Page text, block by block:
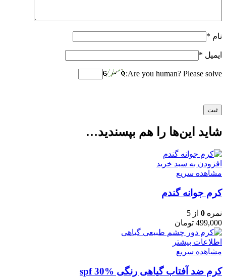
نام *
ایمیل *
Are you human? Please solve:
شاید این‌ها را هم بپسندید…
افزودن به سبد خرید
مشاهده سریع
کرم جوانه گندم
نمره 0 از 5
499,000 تومان
اطلاعات بیشتر
مشاهده سریع
کرم ضد آفتاب گیاهی رنگی spf 30%